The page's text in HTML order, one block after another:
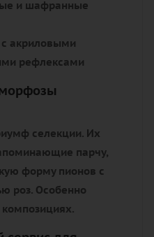
и шафранные
с акриловыми
рефлексами
селекции. Их
парчу,
форму пионов с
роз. Особенно